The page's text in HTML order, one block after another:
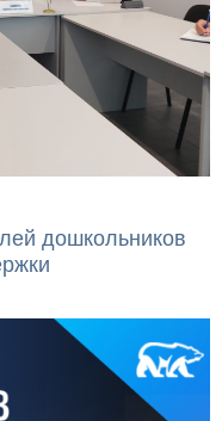
дошкольников